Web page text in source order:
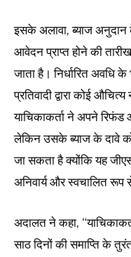
इसके अलावा, ब्याज
आवेदन प्राप्त होने की
जाता है। निर्धारित अवधि
प्रतिवादी द्वारा कोई
याचिकाकर्ता ने अपने रिफंड
लेकिन उसके ब्याज के दावे
जा सकता है क्योंकि यह
अनिवार्य और स्वचालित रूप
अदालत ने कहा,
साठ दिनों की समाप्ति के